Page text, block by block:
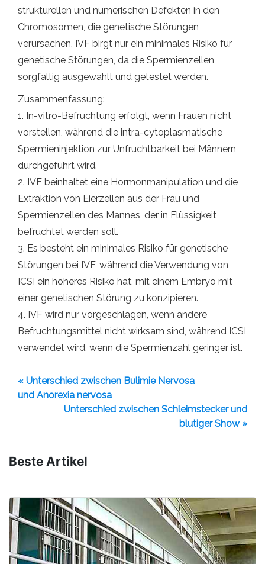
strukturellen und numerischen Defekten in den
Chromosomen, die genetische Störungen
verursachen. IVF birgt nur ein minimales Risiko für
genetische Störungen, da die Spermienzellen
sorgfältig ausgewählt und getestet werden.
Zusammenfassung:
1. In-vitro-Befruchtung erfolgt, wenn Frauen nicht
vorstellen, während die intra-cytoplasmatische
Spermieninjektion zur Unfruchtbarkeit bei Männern
durchgeführt wird.
2. IVF beinhaltet eine Hormonmanipulation und die
Extraktion von Eierzellen aus der Frau und
Spermienzellen des Mannes, der in Flüssigkeit
befruchtet werden soll.
3. Es besteht ein minimales Risiko für genetische
Störungen bei IVF, während die Verwendung von
ICSI ein höheres Risiko hat, mit einem Embryo mit
einer genetischen Störung zu konzipieren.
4. IVF wird nur vorgeschlagen, wenn andere
Befruchtungsmittel nicht wirksam sind, während ICSI
verwendet wird, wenn die Spermienzahl geringer ist.
« Unterschied zwischen Bulimie Nervosa
und Anorexia nervosa
Unterschied zwischen Schleimstecker und
blutiger Show »
Beste Artikel